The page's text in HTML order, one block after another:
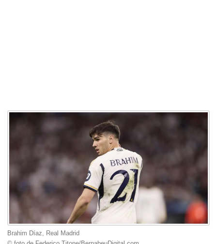
Brahim Díaz, Real Madrid